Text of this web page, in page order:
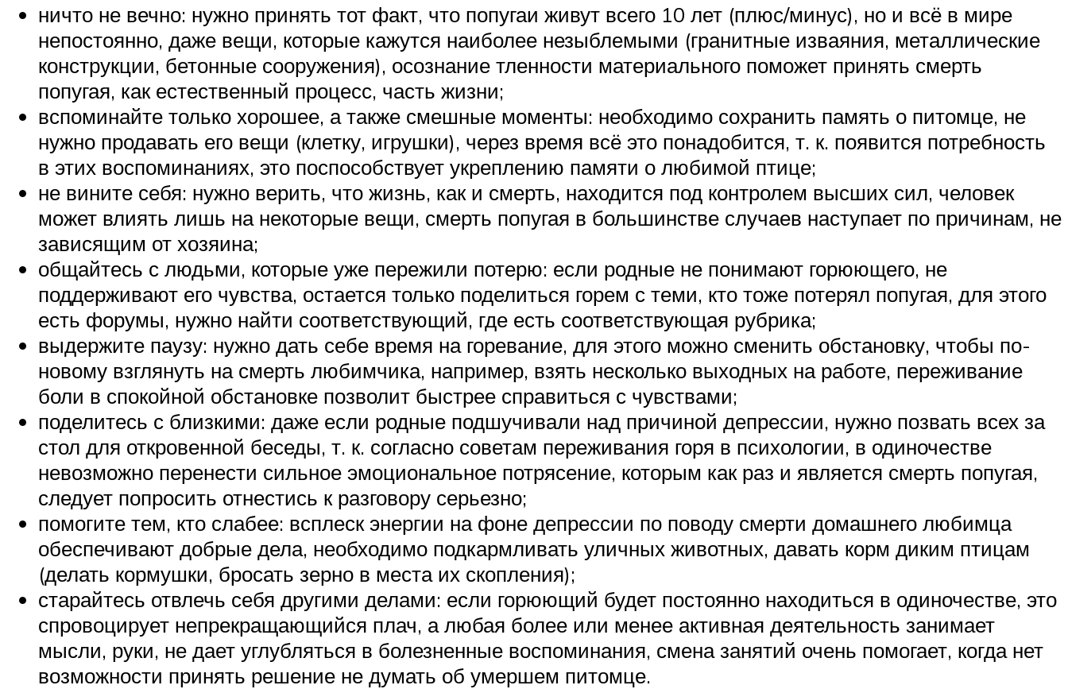
ничто не вечно: нужно принять тот факт, что попугаи живут всего 10 лет (плюс/минус), но и всё в мире
непостоянно, даже вещи, которые кажутся наиболее незыблемыми (гранитные изваяния, металлические
конструкции, бетонные сооружения), осознание тленности материального поможет принять смерть
попугая, как естественный процесс, часть жизни;
вспоминайте только хорошее, а также смешные моменты: необходимо сохранить память о питомце, не
нужно продавать его вещи (клетку, игрушки), через время всё это понадобится, т. к. появится потребность
в этих воспоминаниях, это поспособствует укреплению памяти о любимой птице;
не вините себя: нужно верить, что жизнь, как и смерть, находится под контролем высших сил, человек
может влиять лишь на некоторые вещи, смерть попугая в большинстве случаев наступает по причинам, не
зависящим от хозяина;
общайтесь с людьми, которые уже пережили потерю: если родные не понимают горюющего, не
поддерживают его чувства, остается только поделиться горем с теми, кто тоже потерял попугая, для этого
есть форумы, нужно найти соответствующий, где есть соответствующая рубрика;
выдержите паузу: нужно дать себе время на горевание, для этого можно сменить обстановку, чтобы по-
новому взглянуть на смерть любимчика, например, взять несколько выходных на работе, переживание
боли в спокойной обстановке позволит быстрее справиться с чувствами;
поделитесь с близкими: даже если родные подшучивали над причиной депрессии, нужно позвать всех за
стол для откровенной беседы, т. к. согласно советам переживания горя в психологии, в одиночестве
невозможно перенести сильное эмоциональное потрясение, которым как раз и является смерть попугая,
следует попросить отнестись к разговору серьезно;
помогите тем, кто слабее: всплеск энергии на фоне депрессии по поводу смерти домашнего любимца
обеспечивают добрые дела, необходимо подкармливать уличных животных, давать корм диким птицам
(делать кормушки, бросать зерно в места их скопления);
старайтесь отвлечь себя другими делами: если горюющий будет постоянно находиться в одиночестве, это
спровоцирует непрекращающийся плач, а любая более или менее активная деятельность занимает
мысли, руки, не дает углубляться в болезненные воспоминания, смена занятий очень помогает, когда нет
возможности принять решение не думать об умершем питомце.